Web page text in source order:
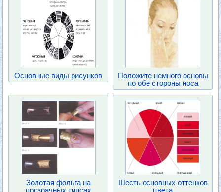
Основные виды рисунков
Положите немного основы
по обе стороны носа
Золотая фольга на
прозрачных типсах
Шесть основных оттенков
цвета